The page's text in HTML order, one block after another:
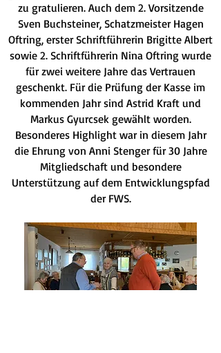
zu gratulieren. Auch dem 2. Vorsitzende
Sven Buchsteiner, Schatzmeister Hagen
Oftring, erster Schriftführerin Brigitte Albert
sowie 2. Schriftführerin Nina Oftring wurde
für zwei weitere Jahre das Vertrauen
geschenkt. Für die Prüfung der Kasse im
kommenden Jahr sind Astrid Kraft und
Markus Gyurcsek gewählt worden.
Besonderes Highlight war in diesem Jahr
die Ehrung von Anni Stenger für 30 Jahre
Mitgliedschaft und besondere
Unterstützung auf dem Entwicklungspfad
der FWS.